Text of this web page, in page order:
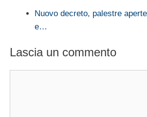
Nuovo decreto, palestre
e…
Lascia un commento